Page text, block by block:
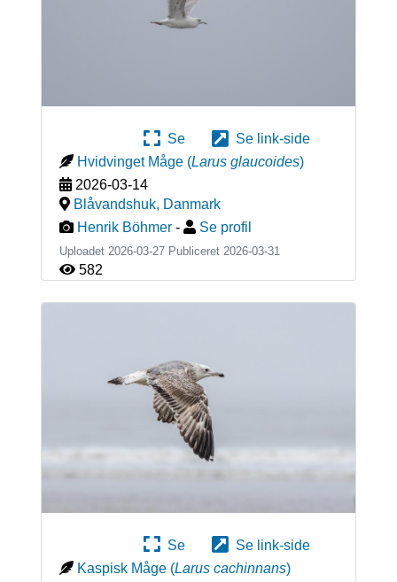
Se
Se link-side
Hvidvinget Måge (Larus glaucoides)
2026-03-14
Blåvandshuk, Danmark
Henrik Böhmer - Se profil
Uploadet 2026-03-27 Publiceret 2026-03-31
582
Se
Se link-side
Kaspisk Måge (Larus cachinnans)